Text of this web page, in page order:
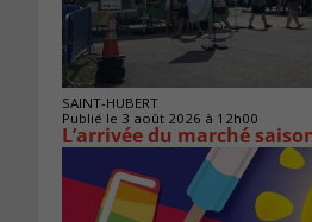
SAINT-HUBERT
Publié le 3 août 2026 à 12h00
L’arrivée du marché